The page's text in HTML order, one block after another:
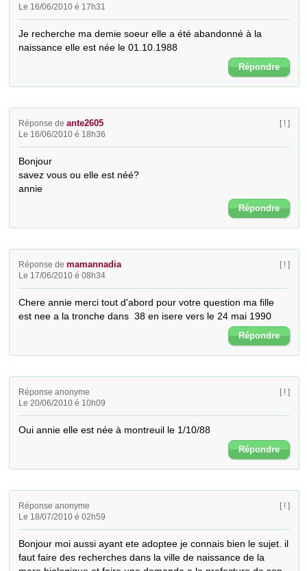
Le 16/06/2010 é 17h31
Je recherche ma demie soeur elle a été abandonné à la
naissance elle est née le 01.10.1988
Répondre
Réponse deante2605
Le 16/06/2010 é 18h36
[ ! ]
Bonjour
savez vous ou elle est néé?
annie
Répondre
Réponse demamannadia
Le 17/06/2010 é 08h34
[ ! ]
Chere annie merci tout d'abord pour votre question ma fille
est nee a la tronche dans  38 en isere vers le 24 mai 1990
Répondre
Réponse anonyme
Le 20/06/2010 é 10h09
[ ! ]
Oui annie elle est née à montreuil le 1/10/88
Répondre
Réponse anonyme
Le 18/07/2010 é 02h59
[ ! ]
Bonjour moi aussi ayant ete adoptee je connais bien le sujet. il
faut faire des recherches dans la ville de naissance de la